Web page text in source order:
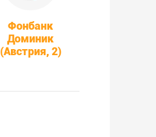
Фонбанк
Доминик
(Австрия, 2)